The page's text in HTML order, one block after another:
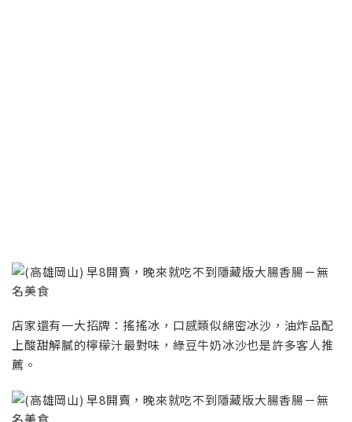
店家還有一大招牌：搖搖冰，口感類似綿密冰沙，油炸品配
上酸甜解膩的檸檬汁最對味，綠豆牛奶冰沙也是許多客人推
薦。